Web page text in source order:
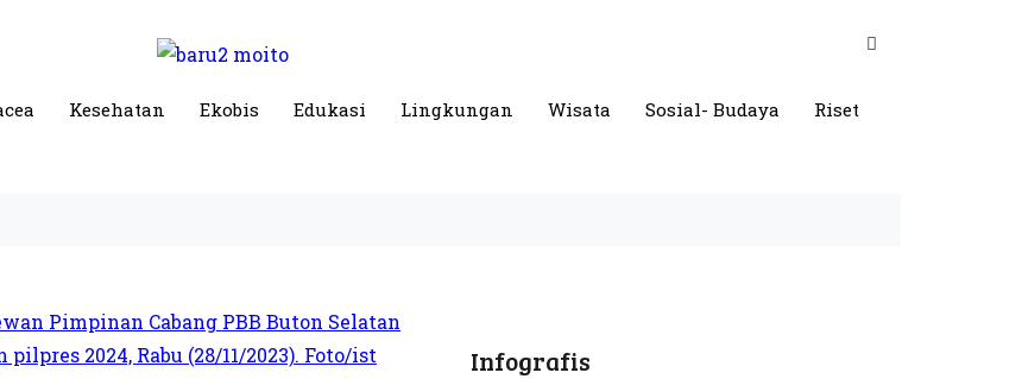
Kesehatan Ekobis Edukasi Lingkungan Wisata Sosial- Budaya Riset
Infografis